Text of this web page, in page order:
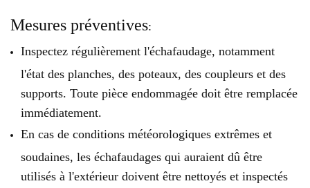
Mesures préventives:
Inspectez régulièrement l'échafaudage, notamment
l'état des planches, des poteaux, des coupleurs et des
supports. Toute pièce endommagée doit être remplacée
immédiatement.
En cas de conditions météorologiques extrêmes et
soudaines, les échafaudages qui auraient dû être
utilisés à l'extérieur doivent être nettoyés et inspectés